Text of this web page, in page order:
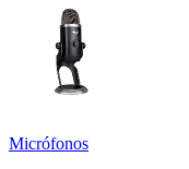
Micrófonos